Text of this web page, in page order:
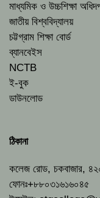
মাধ্যমিক ও উচ্চশিক্ষা
জাতীয় বিশ্ববিদ্যালয়
চট্টগ্রাম শিক্ষা বোর্ড
ব্যানবেইস
NCTB
ই-বুক
ডাউনলোড
ঠিকানা
কলেজ রোড, চকবাজার,
ফোনঃ+৮৮০৩১৬১৬০৪৫